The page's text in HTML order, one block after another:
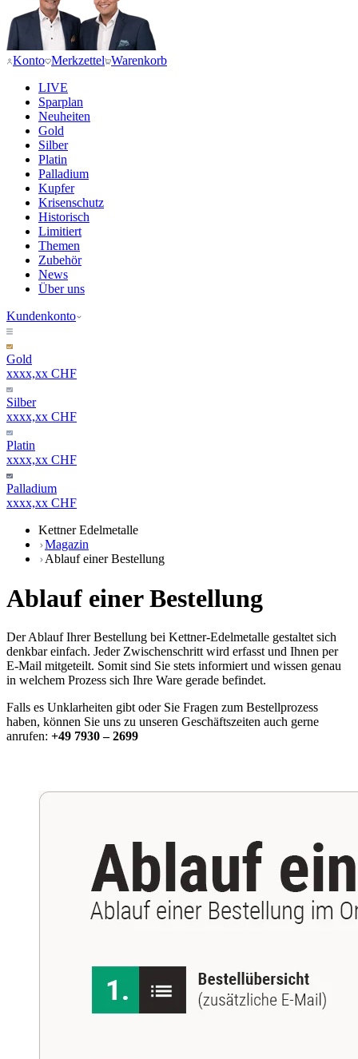
Konto Merkzettel Warenkorb
LIVE
Sparplan
Neuheiten
Gold
Silber
Platin
Palladium
Kupfer
Krisenschutz
Historisch
Limitiert
Themen
Zubehör
News
Über uns
Kundenkonto
Gold
xxxx,xx CHF
Silber
xxxx,xx CHF
Platin
xxxx,xx CHF
Palladium
xxxx,xx CHF
Kettner Edelmetalle
Magazin
Ablauf einer Bestellung
Ablauf einer Bestellung
Der Ablauf Ihrer Bestellung bei Kettner-Edelmetalle gestaltet sich
denkbar einfach. Jeder Zwischenschritt wird erfasst und Ihnen per
E-Mail mitgeteilt. Somit sind Sie stets informiert und wissen genau
in welchem Prozess sich Ihre Ware gerade befindet.
Falls es Unklarheiten gibt oder Sie Fragen zum Bestellprozess
haben, können Sie uns zu unseren Geschäftszeiten auch gerne
anrufen: +49 7930 – 2699